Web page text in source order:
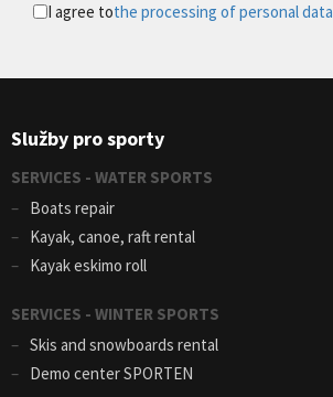
I agree tothe processing of personal data
Služby pro sporty
SERVICES - WATER SPORTS
Boats repair
Kayak, canoe, raft rental
Kayak eskimo roll
SERVICES - WINTER SPORTS
Skis and snowboards rental
Demo center SPORTEN